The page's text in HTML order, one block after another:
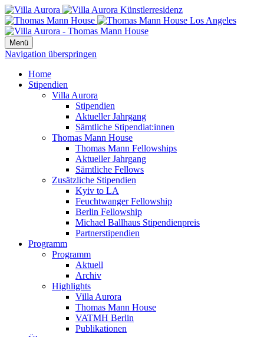
Menü
Navigation überspringen
Home
Stipendien
Villa Aurora
Stipendien
Aktueller Jahrgang
Sämtliche Stipendiat:innen
Thomas Mann House
Thomas Mann Fellowships
Aktueller Jahrgang
Sämtliche Fellows
Zusätzliche Stipendien
Kyiv to LA
Feuchtwanger Fellowship
Berlin Fellowship
Michael Ballhaus Stipendienpreis
Partnerstipendien
Programm
Programm
Aktuell
Archiv
Highlights
Villa Aurora
Thomas Mann House
VATMH Berlin
Publikationen